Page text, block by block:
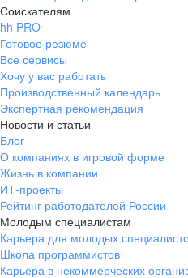
Соискателям
hh PRO
Готовое резюме
Все сервисы
Хочу у вас работать
Производственный календарь
Экспертная рекомендация
Новости и статьи
Блог
О компаниях в игровой форме
Жизнь в компании
ИТ-проекты
Рейтинг работодателей России
Молодым специалистам
Карьера для молодых
Школа программистов
Карьера в некоммерческих